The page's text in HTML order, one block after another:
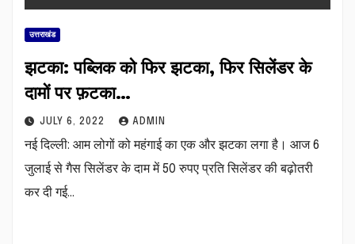
उत्तराखंड
झटका: पब्लिक को फिर झटका, फिर सिलेंडर के
दामों पर फ़टका…
JULY 6, 2022 ADMIN
नई दिल्ली: आम लोगों को महंगाई का एक और झटका लगा है। आज 6
जुलाई से गैस सिलेंडर के दाम में 50 रुपए प्रति सिलेंडर की बढ़ोतरी
कर दी गई…